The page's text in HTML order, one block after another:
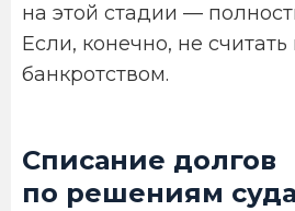
на этой стадии —
Если, конечно, не считать
банкротством.
Списание долгов
по решениям суда